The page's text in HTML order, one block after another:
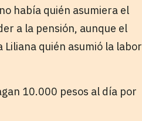
había quién asumiera el
a la pensión, aunque el
quién asumió la labor
10.000 pesos al día por